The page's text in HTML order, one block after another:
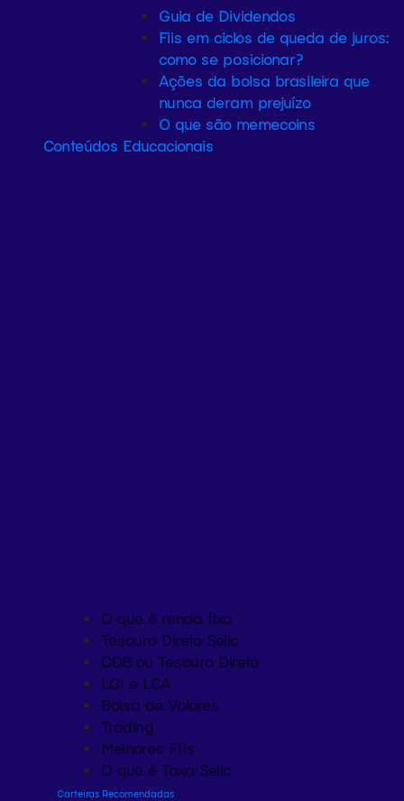
Guia de Dividendos
Fiis em ciclos de queda de juros:
como se posicionar?
Ações da bolsa brasileira que
nunca deram prejuízo
O que são memecoins
Conteúdos Educacionais
O que é renda fixa
Tesouro Direto Selic
CDB ou Tesouro Direto
LCI e LCA
Bolsa de Valores
Trading
Melhores FIIs
O que é Taxa Selic
Carteiras Recomendadas